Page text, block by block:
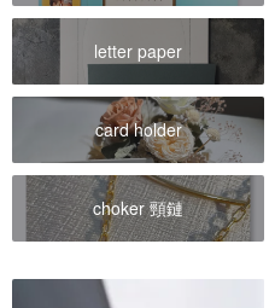
letter paper
card holder
choker 頸鏈